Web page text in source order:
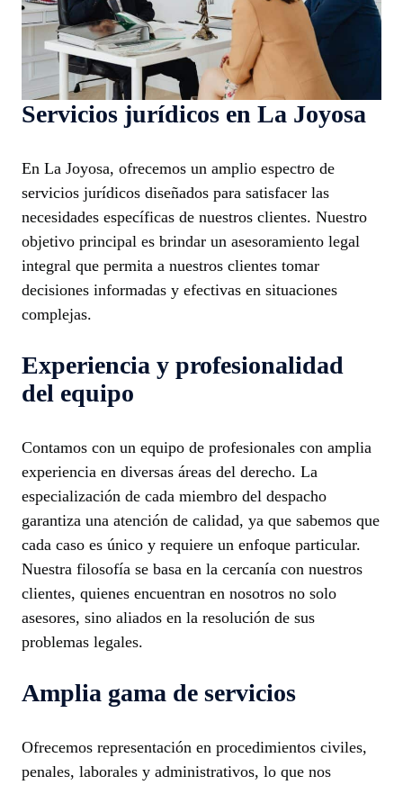
Servicios jurídicos en La Joyosa
En La Joyosa, ofrecemos un amplio espectro de
servicios jurídicos diseñados para satisfacer las
necesidades específicas de nuestros clientes. Nuestro
objetivo principal es brindar un asesoramiento legal
integral que permita a nuestros clientes tomar
decisiones informadas y efectivas en situaciones
complejas.
Experiencia y profesionalidad
del equipo
Contamos con un equipo de profesionales con amplia
experiencia en diversas áreas del derecho. La
especialización de cada miembro del despacho
garantiza una atención de calidad, ya que sabemos que
cada caso es único y requiere un enfoque particular.
Nuestra filosofía se basa en la cercanía con nuestros
clientes, quienes encuentran en nosotros no solo
asesores, sino aliados en la resolución de sus
problemas legales.
Amplia gama de servicios
Ofrecemos representación en procedimientos civiles,
penales, laborales y administrativos, lo que nos